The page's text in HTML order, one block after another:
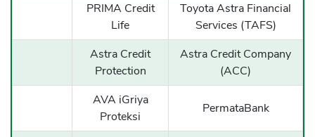
PRIMA Credit
Life
Toyota Astra Financial
Services (TAFS)
Astra Credit
Protection
Astra Credit Company
(ACC)
AVA iGriya
Proteksi
PermataBank